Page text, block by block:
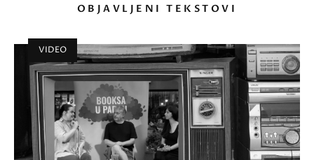
OBJAVLJENI TEKSTOVI
VIDEO